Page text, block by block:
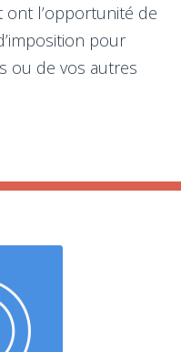
l’opportunité de
pour
ou de vos autres